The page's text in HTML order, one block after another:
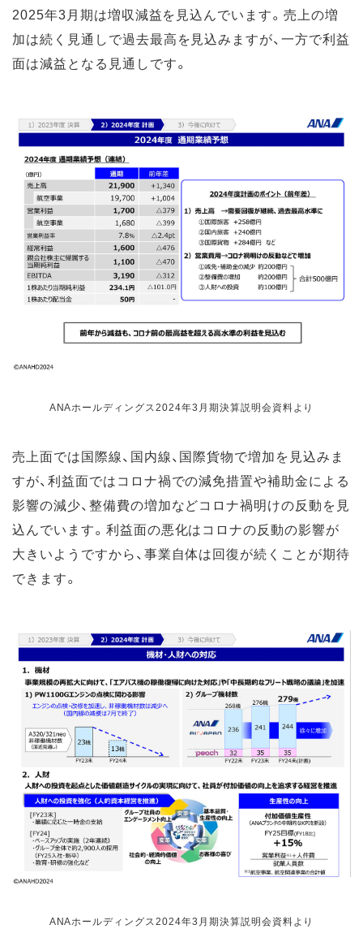
2025年3月期は増収減益を見込んでいます。売上の増
加は続く見通しで過去最高を見込みますが、一方で利益
面は減益となる見通しです。
ANAホールディングス2024年3月期決算説明会資料より
売上面では国際線、国内線、国際貨物で増加を見込みま
すが、利益面ではコロナ禍での減免措置や補助金による
影響の減少、整備費の増加などコロナ禍明けの反動を見
込んでいます。利益面の悪化はコロナの反動の影響が
大きいようですから、事業自体は回復が続くことが期待
できます。
ANAホールディングス2024年3月期決算説明会資料より